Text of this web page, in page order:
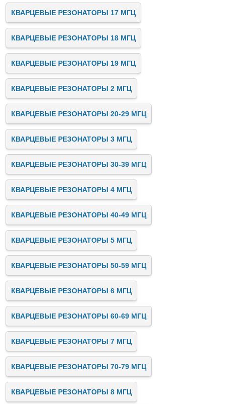
КВАРЦЕВЫЕ РЕЗОНАТОРЫ 17 МГЦ
КВАРЦЕВЫЕ РЕЗОНАТОРЫ 18 МГЦ
КВАРЦЕВЫЕ РЕЗОНАТОРЫ 19 МГЦ
КВАРЦЕВЫЕ РЕЗОНАТОРЫ 2 МГЦ
КВАРЦЕВЫЕ РЕЗОНАТОРЫ 20-29 МГЦ
КВАРЦЕВЫЕ РЕЗОНАТОРЫ 3 МГЦ
КВАРЦЕВЫЕ РЕЗОНАТОРЫ 30-39 МГЦ
КВАРЦЕВЫЕ РЕЗОНАТОРЫ 4 МГЦ
КВАРЦЕВЫЕ РЕЗОНАТОРЫ 40-49 МГЦ
КВАРЦЕВЫЕ РЕЗОНАТОРЫ 5 МГЦ
КВАРЦЕВЫЕ РЕЗОНАТОРЫ 50-59 МГЦ
КВАРЦЕВЫЕ РЕЗОНАТОРЫ 6 МГЦ
КВАРЦЕВЫЕ РЕЗОНАТОРЫ 60-69 МГЦ
КВАРЦЕВЫЕ РЕЗОНАТОРЫ 7 МГЦ
КВАРЦЕВЫЕ РЕЗОНАТОРЫ 70-79 МГЦ
КВАРЦЕВЫЕ РЕЗОНАТОРЫ 8 МГЦ